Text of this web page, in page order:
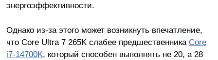
энергоэффективности.
Однако из-за этого может возникнуть впечатление,
что Core Ultra 7 265K слабее предшественника Core
i7-14700K, который способен выполнять не 20, а 28